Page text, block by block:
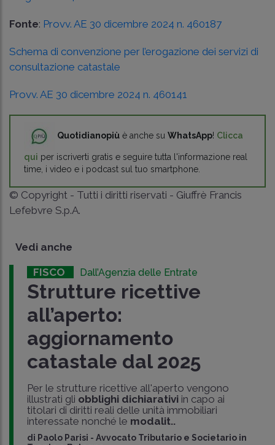
Fonte: Provv. AE 30 dicembre 2024 n. 460187
Schema di convenzione per l’erogazione dei servizi di
consultazione catastale
Provv. AE 30 dicembre 2024 n. 460141
Quotidianopiù è anche su WhatsApp! Clicca
qui per iscriverti gratis e seguire tutta l'informazione real
time, i video e i podcast sul tuo smartphone.
© Copyright - Tutti i diritti riservati - Giuffrè Francis
Lefebvre S.p.A.
Vedi anche
FISCO Dall’Agenzia delle Entrate
Strutture ricettive
all’aperto:
aggiornamento
catastale dal 2025
Per le strutture ricettive all'aperto vengono
illustrati gli obblighi dichiarativiin capo ai
titolari di diritti reali delle unità immobiliari
interessate nonché le modalit..
di Paolo Parisi - Avvocato Tributario e Societario in